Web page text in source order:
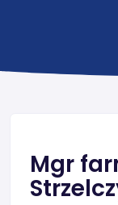
Mgr